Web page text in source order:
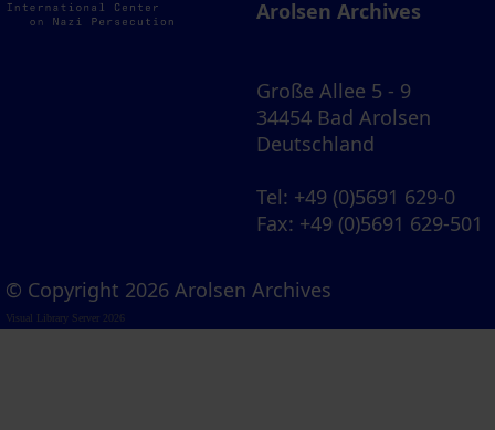
Arolsen Archives
Große Allee 5 - 9
34454 Bad Arolsen
Deutschland
Tel: +49 (0)5691 629-0
Fax: +49 (0)5691 629-501
© Copyright 2026 Arolsen Archives
Visual Library Server 2026